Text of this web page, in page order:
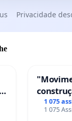
Privacidade
Coimbra
1 075
1 075